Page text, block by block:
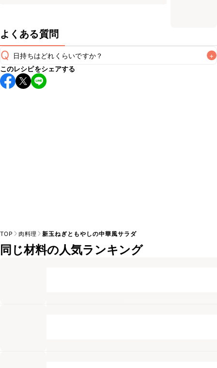
よくある質問
Q 日持ちはどれくらいですか？ +
保存期間は冷蔵で当日中が目安です。なるべくお早めにお召
し上がりください。
このレシピをシェアする
TOP 肉料理 新玉ねぎともやしの中華風サラダ
同じ材料の人気ランキング